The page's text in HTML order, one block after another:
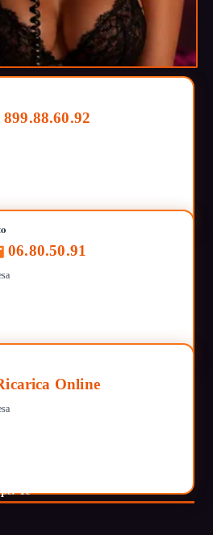
899.88.60.92
06.80.50.91
Online
Te